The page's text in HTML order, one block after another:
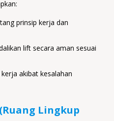
prinsip kerja dan
lift secara aman sesuai
akibat kesalahan
(Ruang Lingkup